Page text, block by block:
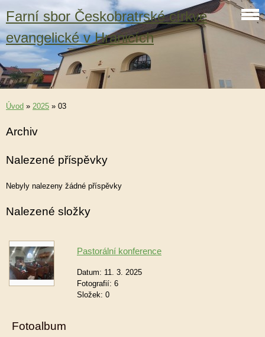
Farní sbor Českobratrské církve
evangelické v Hranicích
Úvod » 2025 » 03
Archiv
Nalezené příspěvky
Nebyly nalezeny žádné příspěvky
Nalezené složky
Pastorální konference
Datum: 11. 3. 2025
Fotografií: 6
Složek: 0
Fotoalbum